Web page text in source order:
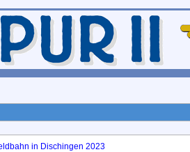
in Dischingen 2023